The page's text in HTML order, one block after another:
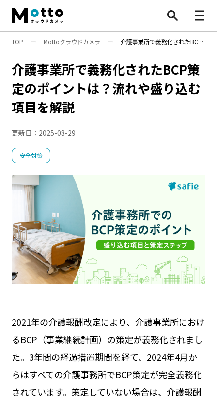
ナンバープレート認識
BONX
設置・工事
施工管理
8掛け社会
顧客分析
人手不足対策
Safie One
店舗運営 DX
AIカメラ
見守りカメラ
ウェアラブルカメラ
屋外カメラ
現場カメラ
遠隔臨場
Safie GOシリーズ
展示会
Safie Entrance2
セミナー
Safie Pocketシリーズ
リアルなセーフィー活用事例
お役立ち資料
お問い合わせ
すべて
防犯カメラ
業務効率化
AI活用
遠隔〇〇
特集
TOP ー Mottoクラウドカメラ ー 介護事業所で義務化されたBCP
介護事業所で義務化されたBCP策
定のポイントは？流れや盛り込む
項目を解説
安全対策
更新日： 2025-08-29
2021年の介護報酬改定により、介護事業所におけ
るBCP（事業継続計画）の策定が義務化されまし
た。3年間の経過措置期間を経て、2024年4月か
らはすべての介護事務所でBCP策定が完全義務化
されています。策定していない場合は、介護報酬